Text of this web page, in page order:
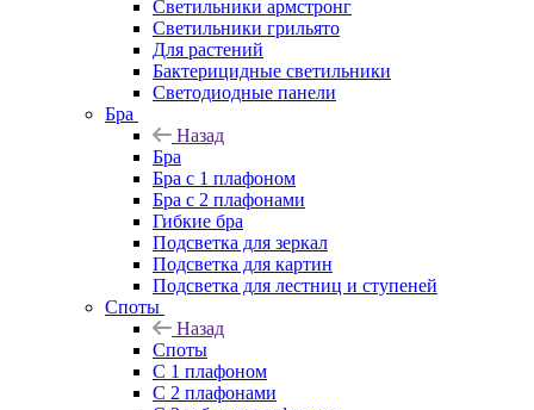
Светильники армстронг
Светильники грильято
Для растений
Бактерицидные светильники
Светодиодные панели
Бра
Назад
Бра
Бра с 1 плафоном
Бра с 2 плафонами
Гибкие бра
Подсветка для зеркал
Подсветка для картин
Подсветка для лестниц и ступеней
Споты
Назад
Споты
С 1 плафоном
С 2 плафонами